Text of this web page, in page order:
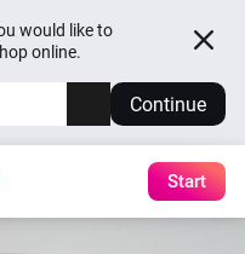
would like to
online.
Continue
Start